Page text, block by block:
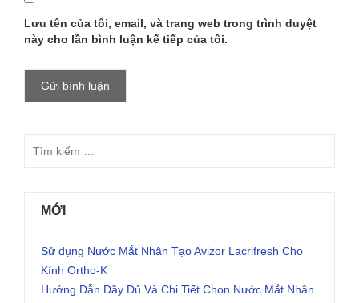
Lưu tên của tôi, email, và trang web trong trình duyệt
này cho lần bình luận kế tiếp của tôi.
MỚI
Sử dụng Nước Mắt Nhân Tạo Avizor Lacrifresh Cho
Kính Ortho-K
Hướng Dẫn Đầy Đủ Và Chi Tiết Chọn Nước Mắt Nhân